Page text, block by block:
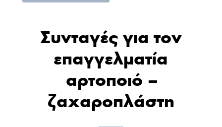
Συνταγές για τον
επαγγελματία
αρτοποιό –
ζαχαροπλάστη